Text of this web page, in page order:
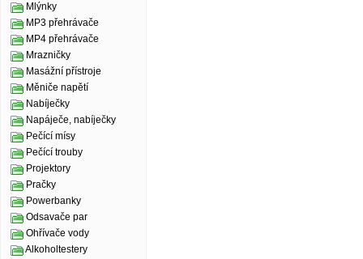
Mlýnky
MP3 přehrávače
MP4 přehrávače
Mrazničky
Masážní přístroje
Měniče napětí
Nabíječky
Napáječe, nabíječky
Pečící mísy
Pečící trouby
Projektory
Pračky
Powerbanky
Odsavače par
Ohřívače vody
Alkoholtestery